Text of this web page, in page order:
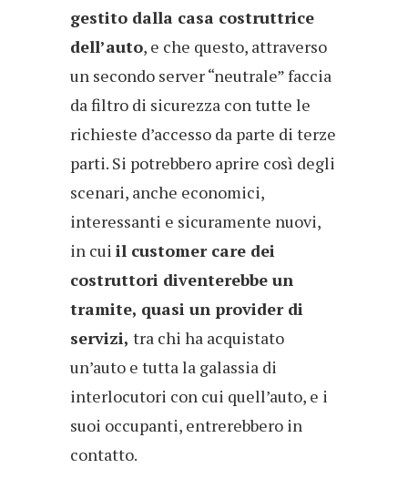
gestito dalla casa costruttrice
dell’auto, e che questo, attraverso
un secondo server “neutrale” faccia
da filtro di sicurezza con tutte le
richieste d’accesso da parte di terze
parti. Si potrebbero aprire così degli
scenari, anche economici,
interessanti e sicuramente nuovi,
in cui il customer care dei
costruttori diventerebbe un
tramite, quasi un provider di
servizi, tra chi ha acquistato
un’auto e tutta la galassia di
interlocutori con cui quell’auto, e i
suoi occupanti, entrerebbero in
contatto.